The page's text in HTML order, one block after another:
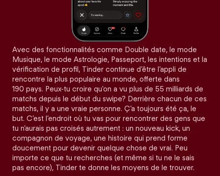
Avec des fonctionnalités comme Double date, le mode
Musique, le mode Astrologie, Passeport, les intentions et la
vérification de profil, Tinder continue d’être l’appli de
rencontre la plus populaire au monde, offerte dans
190 pays. Peux-tu croire qu'on a vu plus de 55 milliards de
matchs depuis le début du swipe? Derrière chacun de ces
matchs, il y a une vraie personne. Ç’a toujours été ça, le
but. C’est l’endroit où tu vas pour rencontrer des gens que
tu n’aurais pas croisés autrement : un nouveau kick, un
compagnon de voyage, une histoire qui prend forme
doucement pour devenir quelque chose de vrai. Peu
importe ce que tu recherches (et même si tu ne le sais
pas encore), Tinder te donne les moyens de le trouver.